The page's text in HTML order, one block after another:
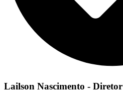
Lailson Nascimento - Diretor